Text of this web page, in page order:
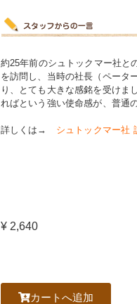
約25年前のシュトックマー社と
を訪問し、当時の社長（ペータ
り、とても大きな感銘を受けま
ればという強い使命感が、普通
詳しくは→ シュトックマー社
¥ 2,640
カートへ追加